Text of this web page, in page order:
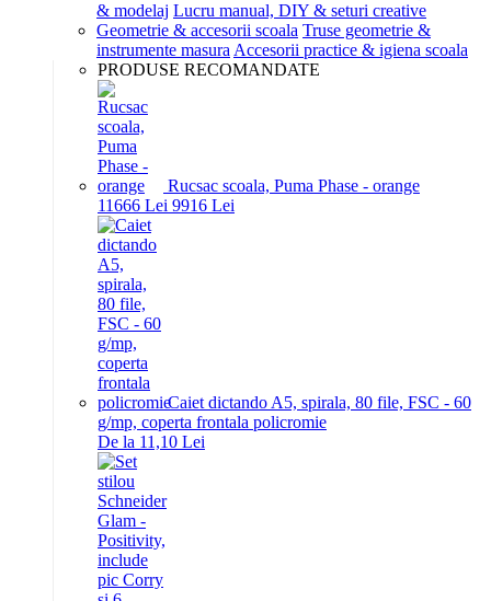
& modelaj Lucru manual, DIY & seturi creative
Geometrie & accesorii scoala Truse geometrie &
instrumente masura Accesorii practice & igiena scoala
PRODUSE RECOMANDATE
Rucsac scoala, Puma Phase - orange
11666 Lei 9916 Lei
Caiet dictando A5, spirala, 80 file, FSC - 60
g/mp, coperta frontala policromie
De la 11,10 Lei